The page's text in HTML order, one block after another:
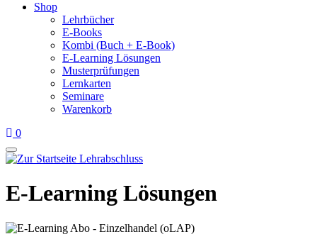
Shop
Lehrbücher
E-Books
Kombi (Buch + E-Book)
E-Learning Lösungen
Musterprüfungen
Lernkarten
Seminare
Warenkorb
0
E-Learning Lösungen